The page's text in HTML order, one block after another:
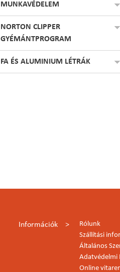
MUNKAVÉDELEM
NORTON CLIPPER
GYÉMÁNTPROGRAM
FA ÉS ALUMINIUM LÉTRÁK
Információk
Rólunk
Szállítási
Általános
Adatvédelmi
Online